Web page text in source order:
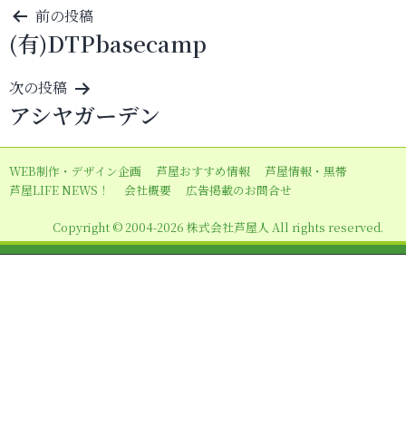
投
稿
ナ
ビ
ゲ
ー
シ
ン
前の投稿
(有)DTPbasecamp
次の投稿
アシヤガーデン
WEB制作・デザイン企画 芦屋おすすめ情報
芦屋情報・黒帯
芦屋LIFE NEWS！
会社概要 広告掲載のお問合せ
Copyright © 2004-2026 株式会社芦屋人 All rights reserved.